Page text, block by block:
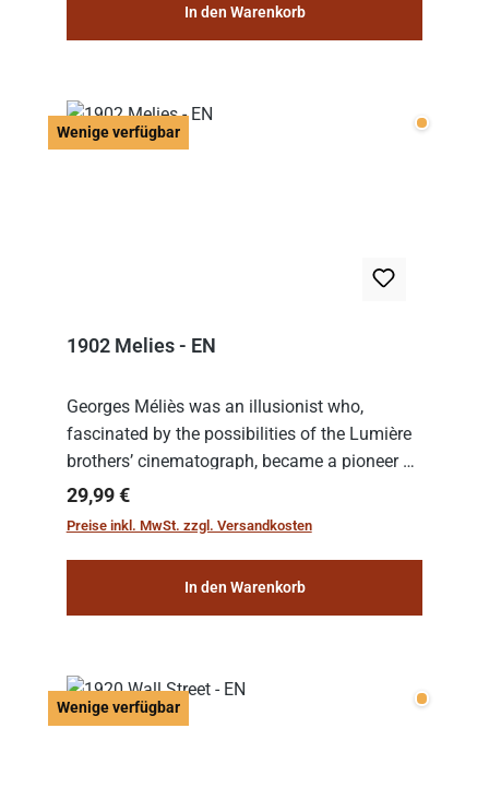
In den Warenkorb
Wenige verfügbar Wenige
1902 Melies - EN
Georges Méliès was an illusionist who,
fascinated by the possibilities of the Lumière
brothers’ cinematograph, became a pioneer of
cinema. In 1902, he filmed his most famous
work: “Le Voyage dans la Lune” (“A Trip to...
Regulärer Preis:
29,99 €
Preise inkl. MwSt. zzgl. Versandkosten
In den Warenkorb
Wenige verfügbar Wenige